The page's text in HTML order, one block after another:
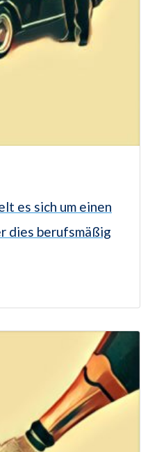
es sich um einen
dies berufsmäßig